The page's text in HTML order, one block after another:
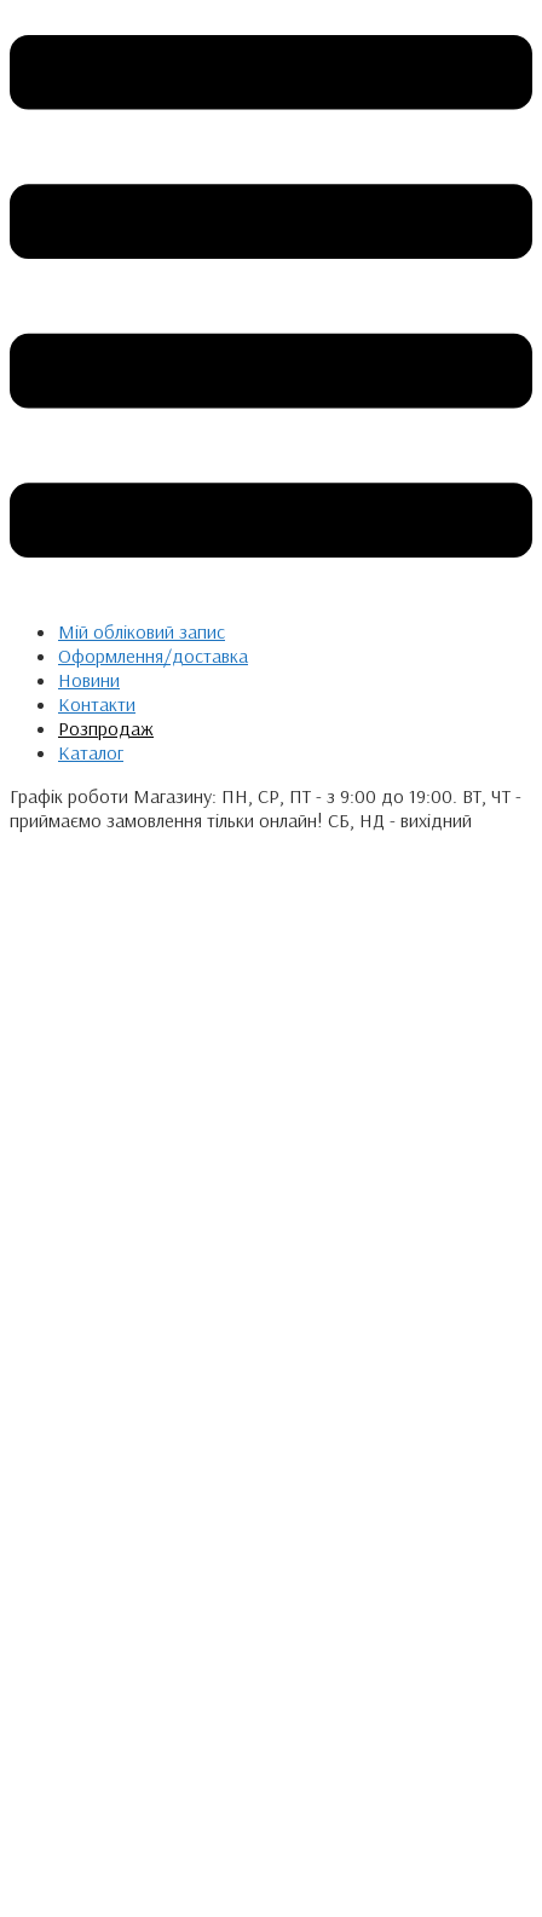
Мій обліковий запис
Оформлення/доставка
Новини
Контакти
Розпродаж
Каталог
Графік роботи Магазину: ПН, СР, ПТ - з 9:00 до 19:00. ВТ, ЧТ -
приймаємо замовлення тільки онлайн! СБ, НД - вихідний